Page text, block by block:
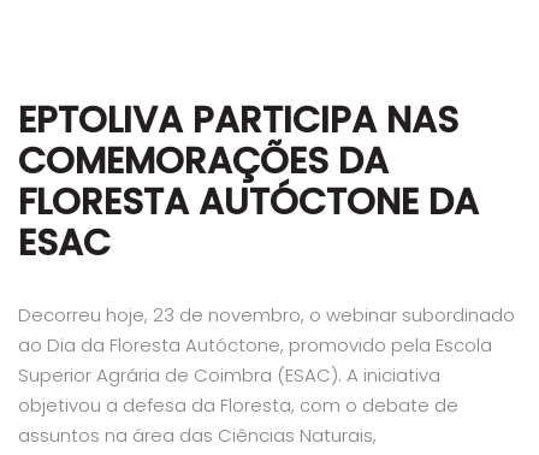
EPTOLIVA PARTICIPA NAS
COMEMORAÇÕES DA
FLORESTA AUTÓCTONE DA
ESAC
Decorreu hoje, 23 de novembro, o webinar subordinado
ao Dia da Floresta Autóctone, promovido pela Escola
Superior Agrária de Coimbra (ESAC). A iniciativa
objetivou a defesa da Floresta, com o debate de
assuntos na área das Ciências Naturais,